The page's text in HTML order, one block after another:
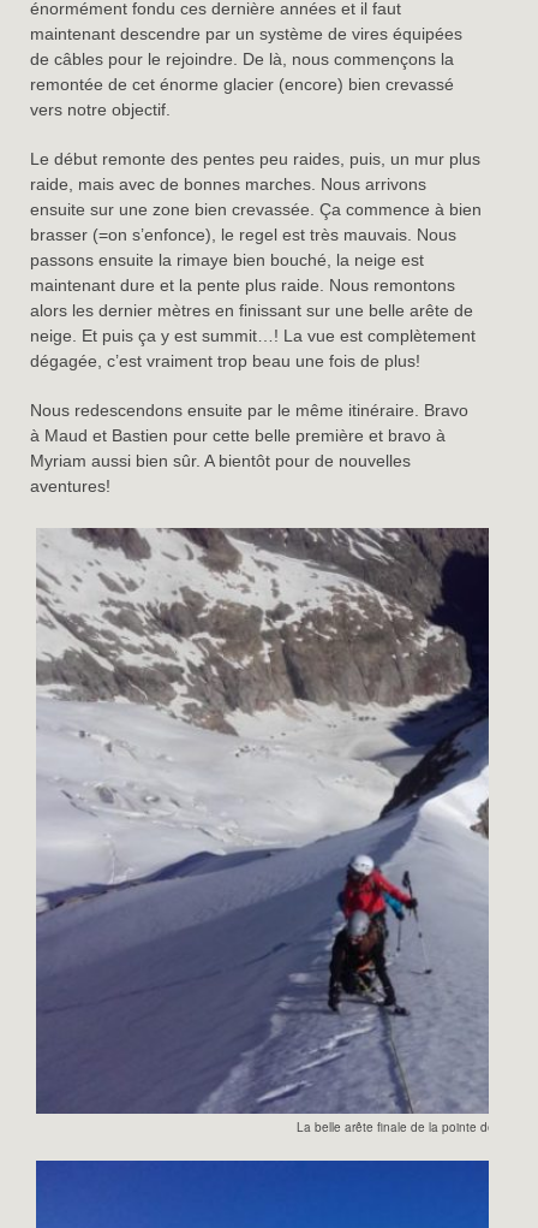
énormément fondu ces dernière années et il faut
maintenant descendre par un système de vires équipées
de câbles pour le rejoindre. De là, nous commençons la
remontée de cet énorme glacier (encore) bien crevassé
vers notre objectif.
Le début remonte des pentes peu raides, puis, un mur plus
raide, mais avec de bonnes marches. Nous arrivons
ensuite sur une zone bien crevassée. Ça commence à bien
brasser (=on s’enfonce), le regel est très mauvais. Nous
passons ensuite la rimaye bien bouché, la neige est
maintenant dure et la pente plus raide. Nous remontons
alors les dernier mètres en finissant sur une belle arête de
neige. Et puis ça y est summit…! La vue est complètement
dégagée, c’est vraiment trop beau une fois de plus!
Nous redescendons ensuite par le même itinéraire. Bravo
à Maud et Bastien pour cette belle première et bravo à
Myriam aussi bien sûr. A bientôt pour de nouvelles
aventures!
La belle arête finale de la pointe de la